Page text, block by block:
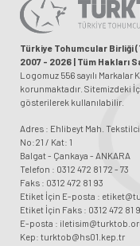
Türkiye Tohumcular Birliği
2007 - 2026 | Tüm Hakları
Logomuz 556 sayılı Markalar
korunmaktadır. Sitemizdeki
gösterilerek kullanılabilir.
Adres : Ehlibeyt Mah.
No:21 / Kat: 1
Balgat - Çankaya - ANKARA
Telefon : 0312 472 81 72 - 73
Faks : 0312 472 81 93
Etiket İçin E-posta :
Etiket İçin Faks : 0312 472 81
E-posta :
Kep: turktob@hs01.kep.tr